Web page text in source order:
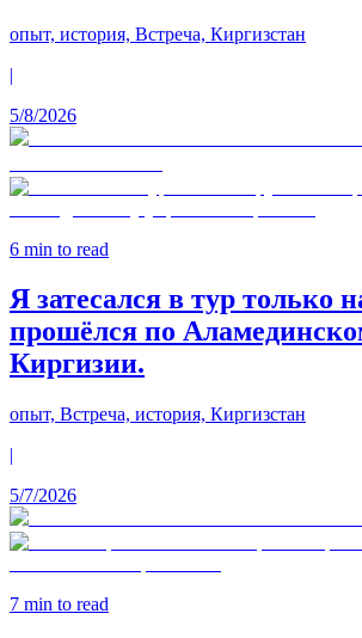
опыт, история, Встреча, Киргизстан
|
5/8/2026
6 min to read
Я затесался в тур только
прошёлся по
Киргизии.
опыт, Встреча, история, Киргизстан
|
5/7/2026
7 min to read